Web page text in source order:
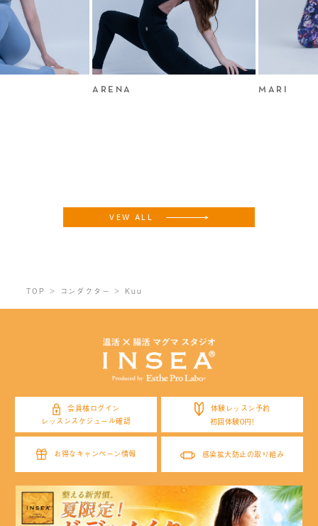
ARENA MARI
VEW ALL
TOP コンダクター Kuu
会員様ログイン
レッスンスケジュール確認
体験レッスン予約
初回体験0円!
お得なキャンペーン情報 感染拡大防止の取り組み